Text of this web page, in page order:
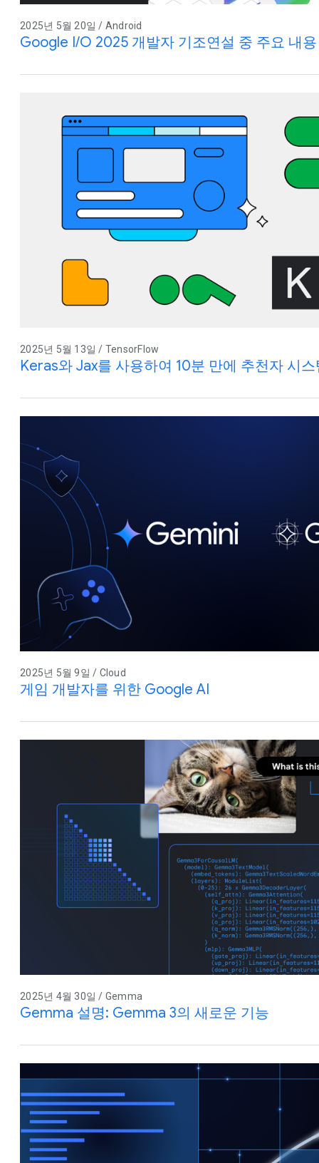
2025년 5월 20일 / Android
Google I/O 2025 개발자 기조연설 중 주요 내용
2025년 5월 13일 / TensorFlow
Keras와 Jax를 사용하여 10분 만에 추천자 시
2025년 5월 9일 / Cloud
게임 개발자를 위한 Google AI
2025년 4월 30일 / Gemma
Gemma 설명: Gemma 3의 새로운 기능